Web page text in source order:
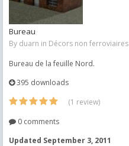
Bureau
By duarn in Décors non ferroviaires
Bureau de la feuille Nord.
395 downloads
(1 review)
0 comments
Updated September 3, 2011